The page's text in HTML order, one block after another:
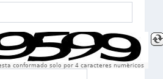
conformado solo por 4 caracteres numèricos